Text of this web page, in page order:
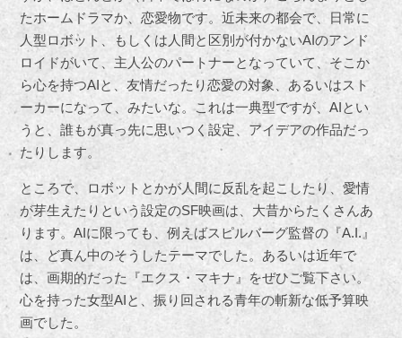
たホームドラマか、恋愛物です。近未来の都会で、日常に
人型ロボット、もしくは人間と区別が付かないAIのアンド
ロイドがいて、主人公のパートナーとなっていて、そこか
ら心を持つAIと、友情だったり恋愛の対象、あるいはスト
ーカーになって、みたいな。これは一典型ですが、AIとい
うと、誰もが真っ先に思いつく設定、アイデアの作品だっ
たりします。
ところで、ロボットとかが人間に反乱を起こしたり、愛情
が芽生えたりという設定のSF映画は、大昔からたくさんあ
ります。AIに限っても、例えばスピルバーグ監督の『A.I.』
は、ど真ん中のそうしたテーマでした。あるいは近年で
は、画期的だった『エクス・マキナ』をぜひご覧下さい。
心を持った女型AIと、振り回される青年の斬新な低予算映
画でした。